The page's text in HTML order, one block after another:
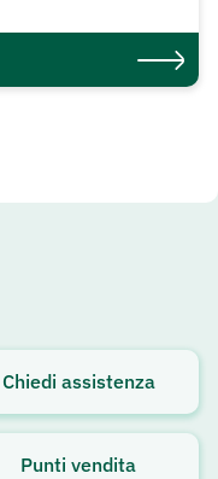
Chiedi assistenza
Punti vendita